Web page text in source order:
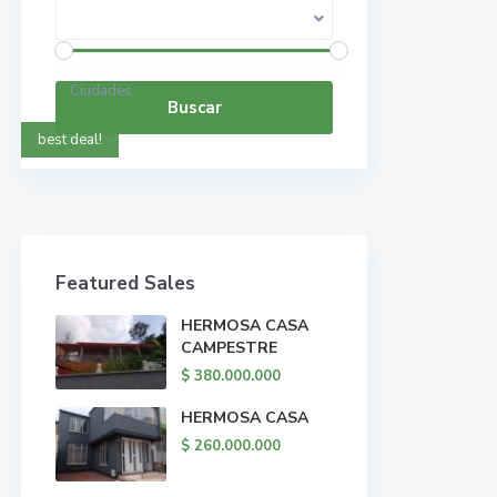
Ciudades
Buscar
best deal!
Featured Sales
HERMOSA CASA
CAMPESTRE
$ 380.000.000
HERMOSA CASA
$ 260.000.000